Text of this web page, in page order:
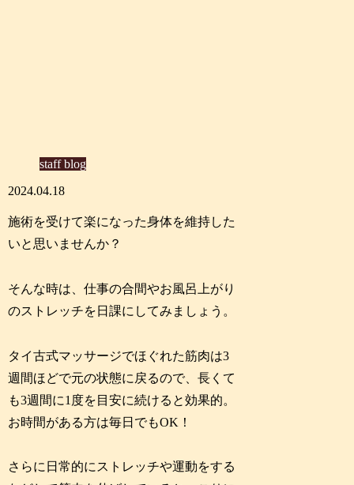
staff blog
2024.04.18
施術を受けて楽になった身体を維持した
いと思いませんか？
そんな時は、仕事の合間やお風呂上がり
のストレッチを日課にしてみましょう。
タイ古式マッサージでほぐれた筋肉は3
週間ほどで元の状態に戻るので、長くて
も3週間に1度を目安に続けると効果的。
お時間がある方は毎日でもOK！
さらに日常的にストレッチや運動をする